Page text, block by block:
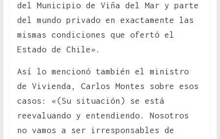
del Municipio de Viña del Mar y parte
del mundo privado en exactamente las
mismas condiciones que ofertó el
Estado de Chile».
Así lo mencionó también el ministro
de Vivienda, Carlos Montes sobre esos
casos: «(Su situación) se está
reevaluando y entendiendo. Nosotros
no vamos a ser irresponsables de